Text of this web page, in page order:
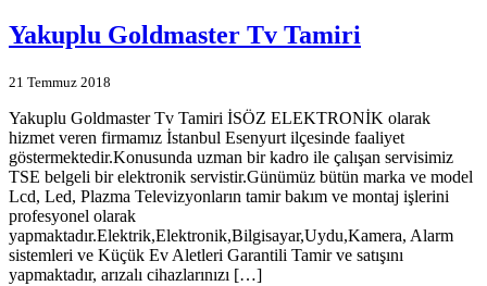
Yakuplu Goldmaster Tv Tamiri
21 Temmuz 2018
Yakuplu Goldmaster Tv Tamiri İSÖZ ELEKTRONİK olarak
hizmet veren firmamız İstanbul Esenyurt ilçesinde faaliyet
göstermektedir.Konusunda uzman bir kadro ile çalışan servisimiz
TSE belgeli bir elektronik servistir.Günümüz bütün marka ve model
Lcd, Led, Plazma Televizyonların tamir bakım ve montaj işlerini
profesyonel olarak
yapmaktadır.Elektrik,Elektronik,Bilgisayar,Uydu,Kamera, Alarm
sistemleri ve Küçük Ev Aletleri Garantili Tamir ve satışını
yapmaktadır, arızalı cihazlarınızı […]